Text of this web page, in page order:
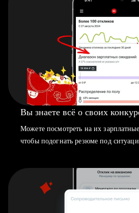
Вы знаете всё о своих
Можете посмотреть на их
чтобы подогнать резюме под